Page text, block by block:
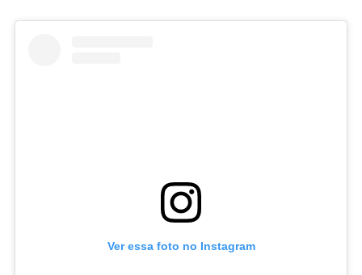
Ver essa foto no Instagram